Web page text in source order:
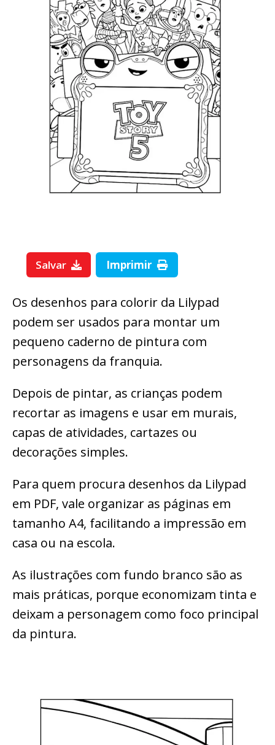
Salvar Imprimir
Os desenhos para colorir da Lilypad
podem ser usados para montar um
pequeno caderno de pintura com
personagens da franquia.
Depois de pintar, as crianças podem
recortar as imagens e usar em murais,
capas de atividades, cartazes ou
decorações simples.
Para quem procura desenhos da Lilypad
em PDF, vale organizar as páginas em
tamanho A4, facilitando a impressão em
casa ou na escola.
As ilustrações com fundo branco são as
mais práticas, porque economizam tinta e
deixam a personagem como foco principal
da pintura.